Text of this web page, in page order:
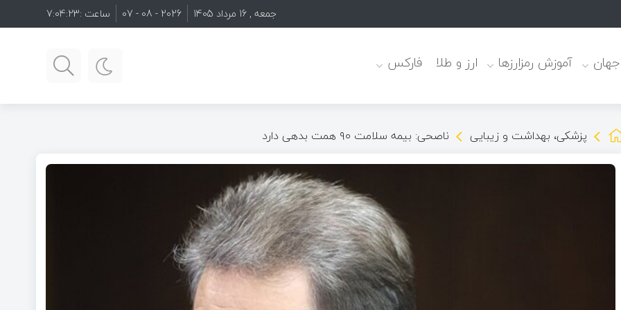
موثرند جمعه , 16 مرداد 1405 2026 - 08 - 07 ساعت :7:04:25
جهان آموزش رمزارزها ارز و طلا فارکس
پزشکی، بهداشت و زیبایی ناصحی: بیمه سلامت ۹۰ همت بدهی دارد